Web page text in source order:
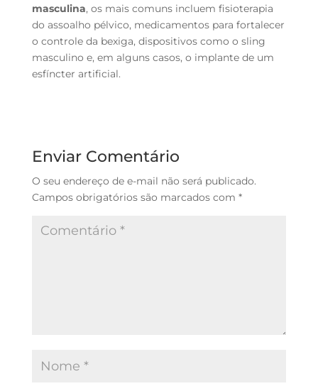
masculina, os mais comuns incluem fisioterapia
do assoalho pélvico, medicamentos para fortalecer
o controle da bexiga, dispositivos como o sling
masculino e, em alguns casos, o implante de um
esfíncter artificial.
Enviar Comentário
O seu endereço de e-mail não será publicado.
Campos obrigatórios são marcados com *